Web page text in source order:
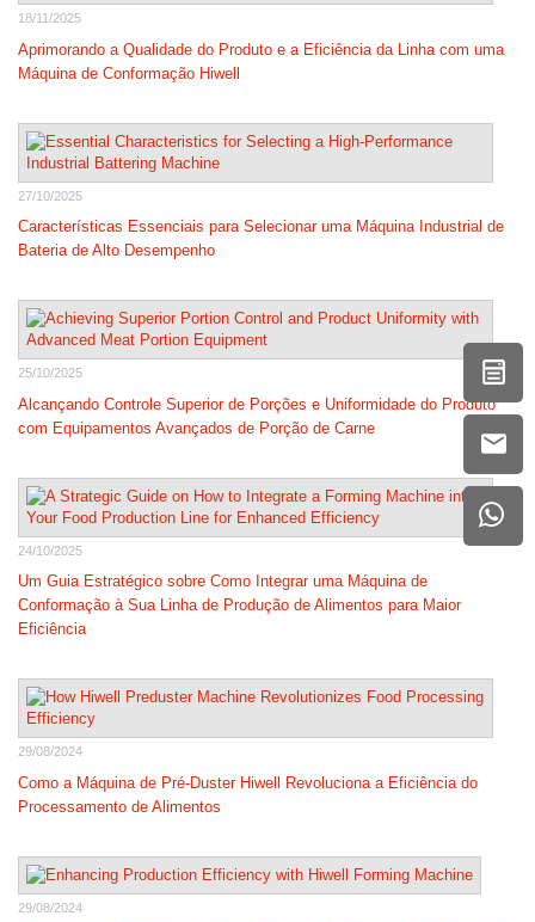
18/11/2025
Aprimorando a Qualidade do Produto e a Eficiência da Linha com uma
Máquina de Conformação Hiwell
27/10/2025
Características Essenciais para Selecionar uma Máquina Industrial de
Bateria de Alto Desempenho
25/10/2025
Alcançando Controle Superior de Porções e Uniformidade do Produto
com Equipamentos Avançados de Porção de Carne
24/10/2025
Um Guia Estratégico sobre Como Integrar uma Máquina de
Conformação à Sua Linha de Produção de Alimentos para Maior
Eficiência
29/08/2024
Como a Máquina de Pré-Duster Hiwell Revoluciona a Eficiência do
Processamento de Alimentos
29/08/2024